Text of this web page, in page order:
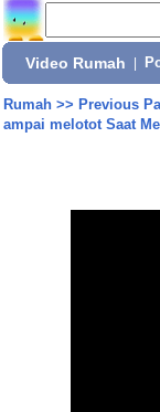
Video Rumah
Rumah>> Previous
ampai melotot Saat